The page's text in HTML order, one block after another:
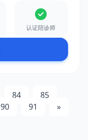
认证陪诊师
84
85
90 91 »